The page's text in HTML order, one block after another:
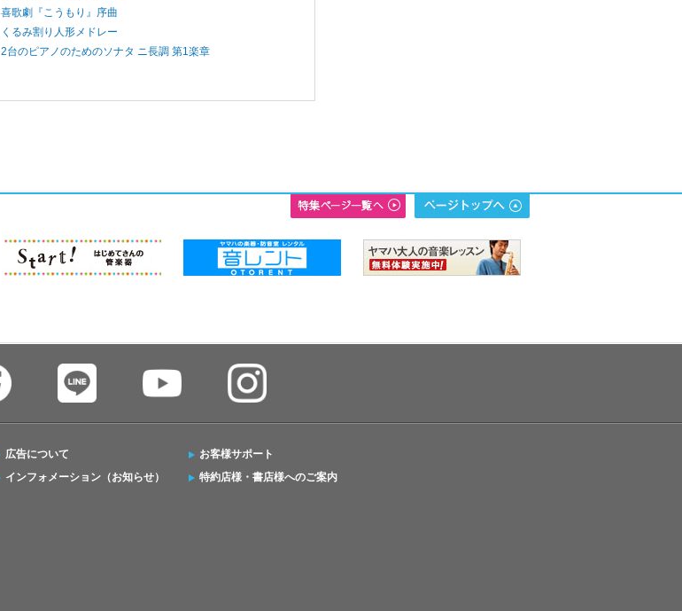
喜歌劇『こうもり』序曲
くるみ割り人形メドレー
2台のピアノのためのソナタ ニ長調 第1楽章
広告について
インフォメーション（お知らせ）
お客様サポート
特約店様・書店様へのご案内